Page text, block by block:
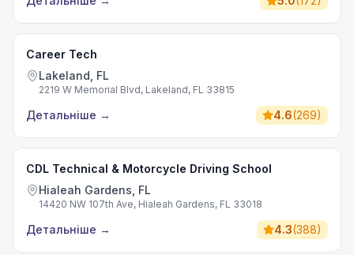
Career Tech
Lakeland, FL
2219 W Memorial Blvd, Lakeland, FL 33815
Детальніше → 4.6(269)
CDL Technical & Motorcycle Driving School
Hialeah Gardens, FL
14420 NW 107th Ave, Hialeah Gardens, FL 33018
Детальніше → 4.3(388)